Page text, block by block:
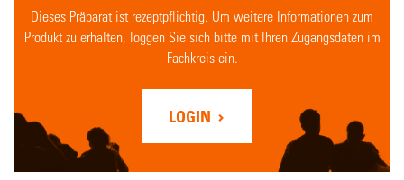
Dieses Präparat ist rezeptpflichtig. Um weitere Informationen zum
Produkt zu erhalten, loggen Sie sich bitte mit Ihren Zugangsdaten im
Fachkreis ein.
LOGIN